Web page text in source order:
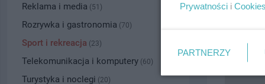
Reklama i media (51)
Rozrywka i gastronomia (70)
Sport i rekreacja (23)
Telekomunikacja i komputery (60)
Turystyka i noclegi (20)
Prywatności i Cookies
PARTNERZY